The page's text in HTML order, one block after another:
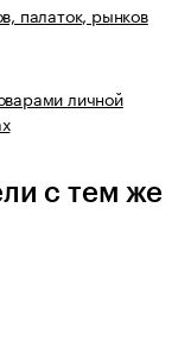
палаток, рынков
личной
с тем же